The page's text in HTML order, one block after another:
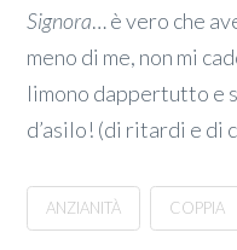
Signora… è vero che
meno di me, non mi
limono dappertutto e
d’asilo! (di ritardi e di
ANZIANITÀ COPPIA